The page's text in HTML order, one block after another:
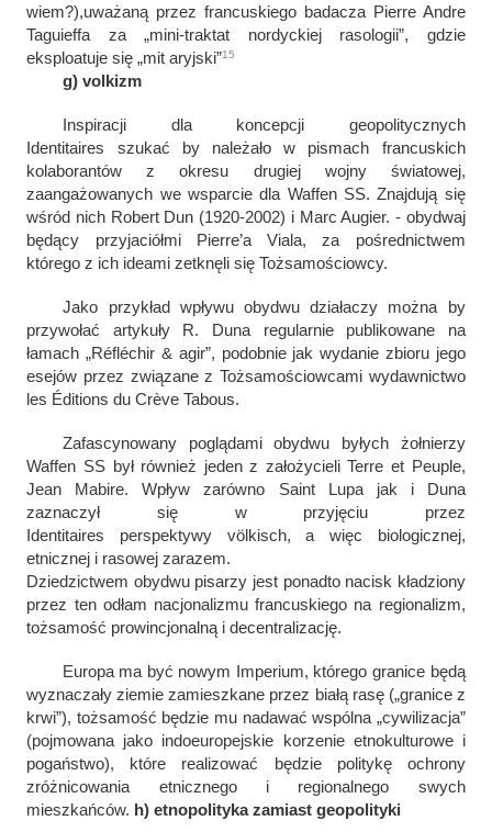
wiem?),uważaną przez francuskiego badacza Pierre Andre
Taguieffa za „mini-traktat nordyckiej rasologii”, gdzie
eksploatuje się „mit aryjski”15
g) volkizm
Inspiracji dla koncepcji geopolitycznych
Identitaires
szukać by należało w pismach francuskich
kolaborantów z okresu drugiej wojny światowej,
zaangażowanych we wsparcie dla Waffen SS. Znajdują się
wśród nich Robert Dun (1920-2002) i Marc Augier. - obydwaj
będący przyjaciółmi Pierre’a Viala, za pośrednictwem
którego z ich ideami zetknęli się Tożsamościowcy.
Jako przykład wpływu obydwu działaczy można by
przywołać artykuły R. Duna regularnie publikowane na
łamach „Réfléchir & agir”, podobnie jak wydanie zbioru jego
esejów przez związane z Tożsamościowcami wydawnictwo
les Éditions du Crève Tabous.
Zafascynowany poglądami obydwu byłych żołnierzy
Waffen SS był również jeden z założycieli Terre et Peuple,
Jean Mabire. Wpływ zarówno Saint Lupa jak i Duna
zaznaczył się w przyjęciu przez
Identitaires
perspektywy völkisch,a więc biologicznej,
etnicznej i rasowej zarazem.
Dziedzictwem obydwu pisarzy jest ponadto nacisk kładziony
przez ten odłam nacjonalizmu francuskiego na regionalizm,
tożsamość prowincjonalną i decentralizację.
Europa ma być nowym Imperium, którego granice będą
wyznaczały ziemie zamieszkane przez białą rasę („granice z
krwi”), tożsamość będzie mu nadawać wspólna „cywilizacja”
(pojmowana jako indoeuropejskie korzenie etnokulturowe i
pogaństwo), które realizować będzie politykę ochrony
zróżnicowania etnicznego i regionalnego swych
mieszkańców. h) etnopolityka zamiast geopolityki